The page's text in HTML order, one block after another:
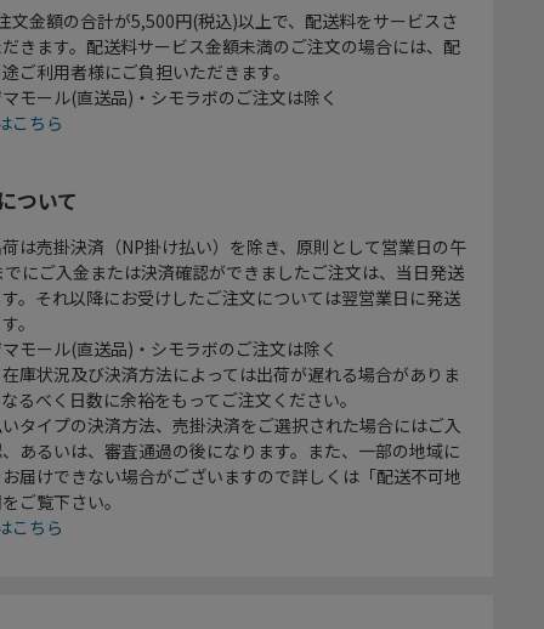
文金額の合計が5,500円(税込)以上で、配送料をサービスさ
きます。配送料サービス金額未満のご注文の場合には、配
ご利用者様にご負担いただきます。
モール(直送品)・シモラボのご注文は除く
こちら
ついて
は売掛決済（NP掛け払い）を除き、原則として営業日の午
にご入金または決済確認ができましたご注文は、当日発送
。それ以降にお受けしたご注文については翌営業日に発送
。
モール(直送品)・シモラボのご注文は除く
庫状況及び決済方法によっては出荷が遅れる場合がありま
るべく日数に余裕をもってご注文ください。
タイプの決済方法、売掛決済をご選択された場合にはご入
あるいは、審査通過の後になります。また、一部の地域に
届けできない場合がございますので詳しくは「配送不可地
ご覧下さい。
こちら